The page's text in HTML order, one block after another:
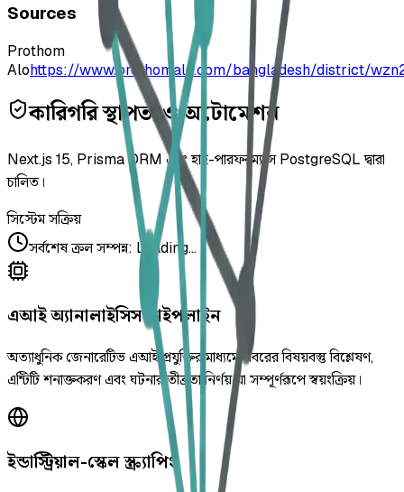
Sources
Prothom
Alohttps://www.prothomalo.com/bangladesh/district/
কারিগরি স্থাপত্য ও অটোমেশন
Next.js 15, Prisma ORM এবং হাই-পারফরম্যান্স PostgreSQL দ্বারা
চালিত।
সিস্টেম সক্রিয়
সর্বশেষ ক্রল সম্পন্ন: Loading...
এআই অ্যানালাইসিস পাইপলাইন
অত্যাধুনিক জেনারেটিভ এআই প্রযুক্তির মাধ্যমে খবরের বিষয়বস্তু বিশ্লেষণ,
এন্টিটি শনাক্তকরণ এবং ঘটনার তীব্রতা নির্ণয় যা সম্পূর্ণরূপে স্বয়ংক্রিয়।
ইন্ডাস্ট্রিয়াল-স্কেল স্ক্র্যাপিং